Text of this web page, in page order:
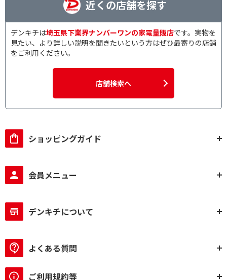
近くの店舗を探す
デンキチは埼玉県下業界ナンバーワンの家電量販店です。実物を
見たい、より詳しい説明を聞きたいという方はぜひ最寄りの店舗
をご利用ください。
店舗検索へ
ショッピングガイド
会員メニュー
デンキチについて
よくある質問
ご利用規約等